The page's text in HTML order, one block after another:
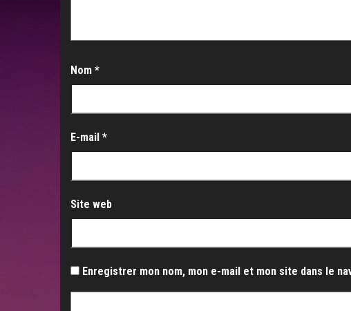
Nom *
E-mail *
Site web
Enregistrer mon nom, mon e-mail et mon site dans le